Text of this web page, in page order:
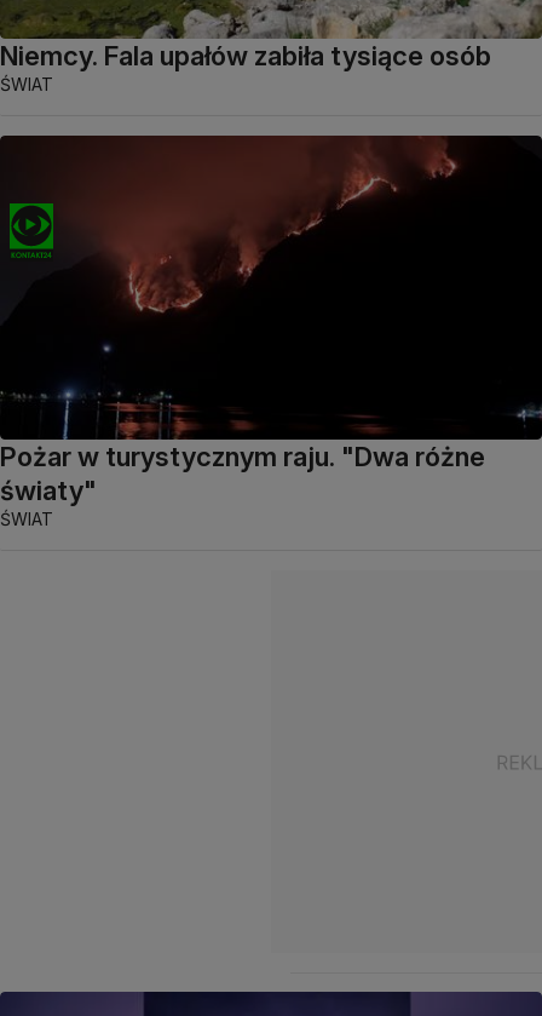
Niemcy. Fala upałów zabiła tysiące osób
ŚWIAT
Pożar w turystycznym raju. "Dwa różne
światy"
ŚWIAT